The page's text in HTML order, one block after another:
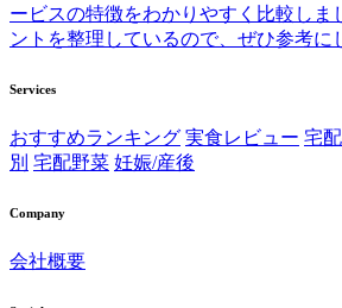
ービスの特徴をわかりやすく比較しま
ントを整理しているので、ぜひ参考に
Services
おすすめランキング 実食レビュー 宅
別 宅配野菜 妊娠/産後
Company
会社概要